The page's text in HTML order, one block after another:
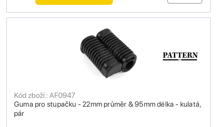
Guma pro stupačku - 22mm průměr & 95mm délka - kulatá,
pár
Kód zboží : AF0947